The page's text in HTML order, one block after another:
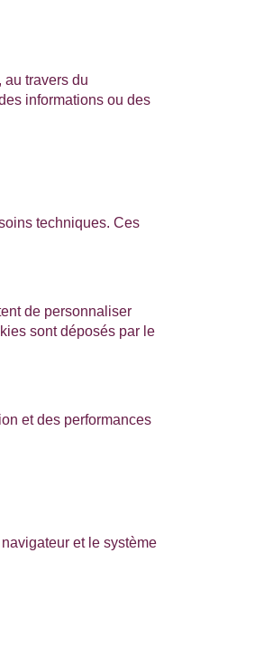
au travers du
informations ou des
techniques. Ces
de personnaliser
sont déposés par le
et des performances
et le système